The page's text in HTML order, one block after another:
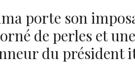
porte son
de perles et
du président